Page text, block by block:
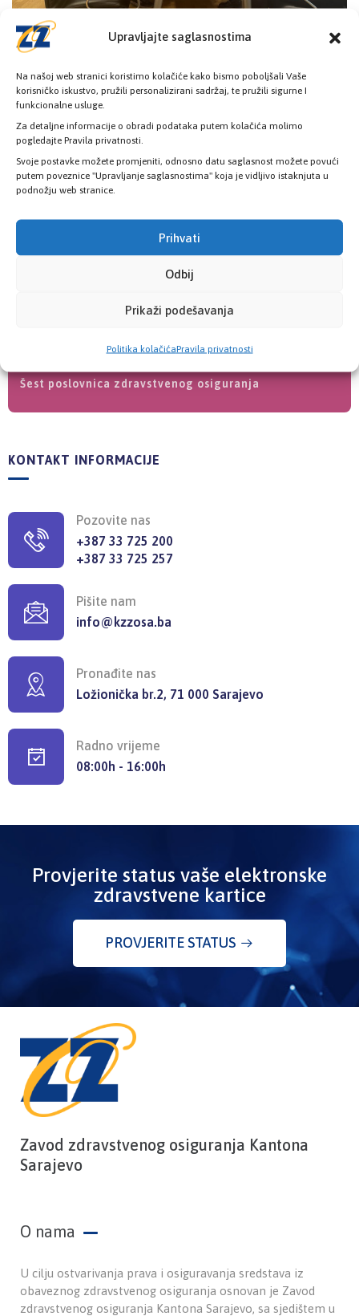
Upravljajte saglasnostima
Na našoj web stranici koristimo kolačiće kako bismo poboljšali Vaše
korisničko iskustvo, pružili personalizirani sadržaj, te pružili sigurne I
funkcionalne usluge.
Za detaljne informacije o obradi podataka putem kolačića molimo
pogledajte Pravila privatnosti.
Svoje postavke možete promjeniti, odnosno datu saglasnost možete povući
putem poveznice "Upravljanje saglasnostima" koja je vidljivo istaknjuta u
podnožju web stranice.
Prihvati
Odbij
Prikaži podešavanja
Politika kolačićaPravila privatnosti
Šest poslovnica zdravstvenog osiguranja
KONTAKT INFORMACIJE
Pozovite nas
+387 33 725 200
+387 33 725 257
Pišite nam
info@kzzosa.ba
Pronađite nas
Ložionička br.2, 71 000 Sarajevo
Radno vrijeme
08:00h - 16:00h
Provjerite status vaše elektronske
zdravstvene kartice
PROVJERITE STATUS
Zavod zdravstvenog osiguranja Kantona
Sarajevo
O nama
U cilju ostvarivanja prava i osiguravanja sredstava iz
obaveznog zdravstvenog osiguranja osnovan je Zavod
zdravstvenog osiguranja Kantona Sarajevo, sa sjedištem u